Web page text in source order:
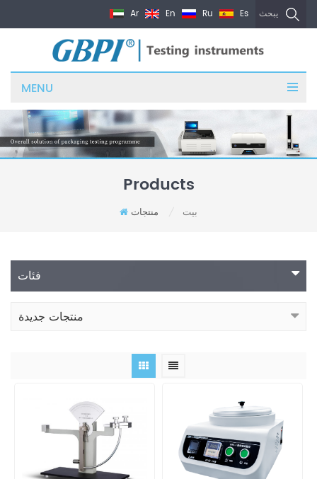
يبحث Ar En Ru Es
MENU
Products
بيت منتجات
فئات
منتجات جديدة